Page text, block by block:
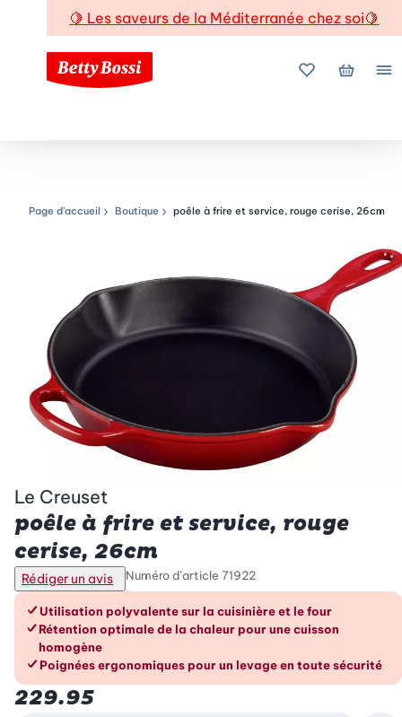
🍋 Les saveurs de la Méditerranée chez soi🍋
Mes favoris
Mon
Chemin de navigation
Page d’accueil Boutique poêle à frire et service, rouge cerise, 26cm
Le Creuset
poêle à frire et service, rouge
cerise, 26cm
Rédiger un avis Numéro d’article 71922
Les avantages en un coup d’œil
Utilisation polyvalente sur la cuisinière et le four
Rétention optimale de la chaleur pour une cuisson
homogène
Poignées ergonomiques pour un levage en toute sécurité
229.95